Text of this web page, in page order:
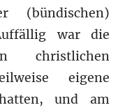
(bündischen)
war die
christlichen
eigene
und am